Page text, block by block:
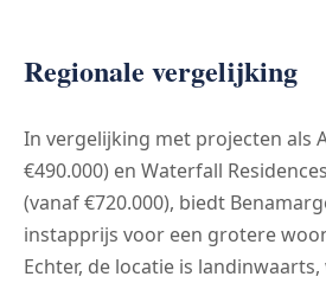
Regionale vergelijking
In vergelijking met projecten als
€490.000) en Waterfall
(vanaf €720.000), biedt
instapprijs voor een grotere
Echter, de locatie is